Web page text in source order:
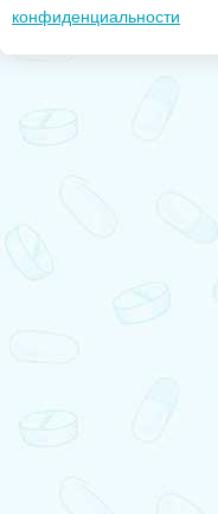
конфиденциальности